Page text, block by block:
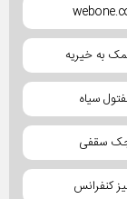
به خیریه
سیاه
سقفی
کنفرانس